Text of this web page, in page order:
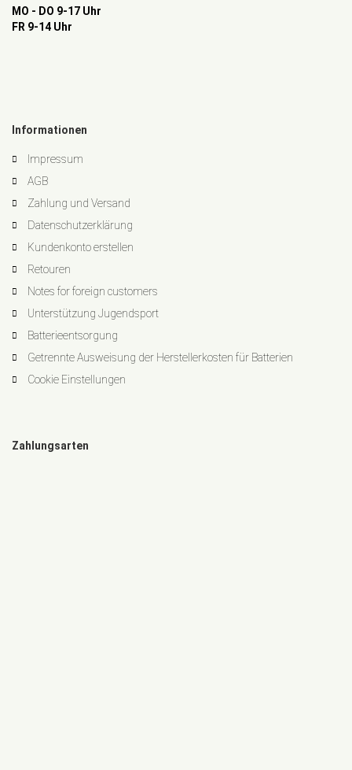
MO - DO 9-17 Uhr
FR 9-14 Uhr
Informationen
Impressum
AGB
Zahlung und Versand
Datenschutzerklärung
Kundenkonto erstellen
Retouren
Notes for foreign customers
Unterstützung Jugendsport
Batterieentsorgung
Getrennte Ausweisung der Herstellerkosten für Batterien
Cookie Einstellungen
Zahlungsarten